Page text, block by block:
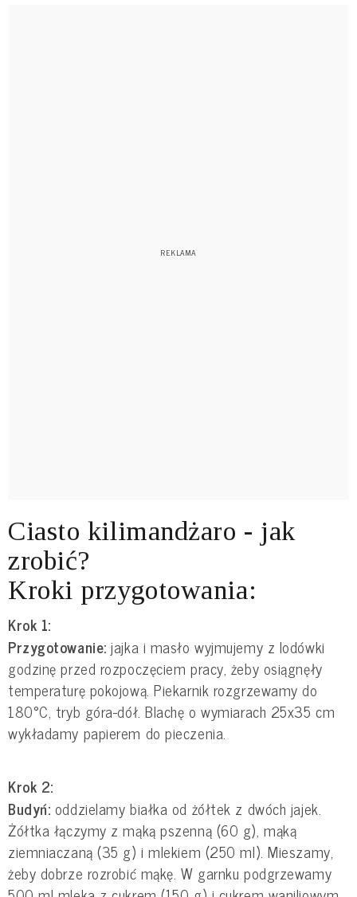
Ciasto kilimandżaro - jak
zrobić?
Kroki przygotowania:
Krok 1:
Przygotowanie: jajka i masło wyjmujemy z lodówki
godzinę przed rozpoczęciem pracy, żeby osiągnęły
temperaturę pokojową. Piekarnik rozgrzewamy do
180°C, tryb góra-dół. Blachę o wymiarach 25x35 cm
wykładamy papierem do pieczenia.
Krok 2:
Budyń: oddzielamy białka od żółtek z dwóch jajek.
Żółtka łączymy z mąką pszenną (60 g), mąką
ziemniaczaną (35 g) i mlekiem (250 ml). Mieszamy,
żeby dobrze rozrobić mąkę. W garnku podgrzewamy